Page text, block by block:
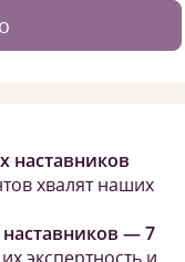
наставников
хвалят наших
— 7